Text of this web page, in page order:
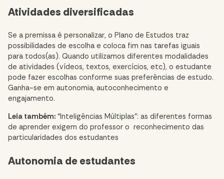
Atividades diversificadas
Se a premissa é personalizar, o Plano de Estudos traz
possibilidades de escolha e coloca fim nas tarefas iguais
para todos(as). Quando utilizamos diferentes modalidades
de atividades (vídeos, textos, exercícios, etc), o estudante
pode fazer escolhas conforme suas preferências de estudo.
Ganha-se em autonomia, autoconhecimento e
engajamento.
Leia também: “Inteligências Múltiplas”: as diferentes formas
de aprender exigem do professor o reconhecimento das
particularidades dos estudantes
Autonomia de estudantes